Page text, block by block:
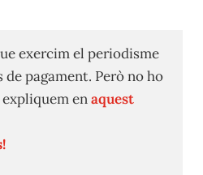
exercim el periodisme
de pagament. Però no ho
enaquest